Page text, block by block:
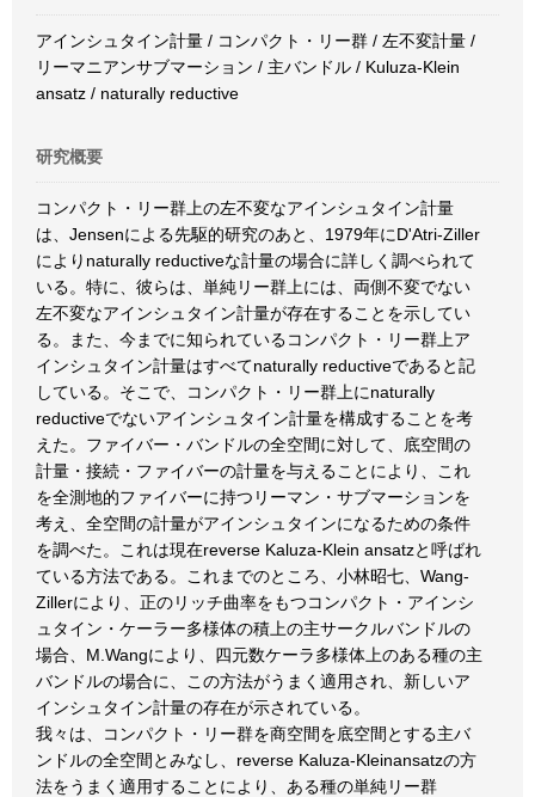
アインシュタイン計量 / コンパクト・リー群 / 左不変計量 /
リーマニアンサブマーション / 主バンドル / Kuluza-Klein
ansatz / naturally reductive
研究概要
コンパクト・リー群上の左不変なアインシュタイン計量
は、Jensenによる先駆的研究のあと、1979年にD'Atri-Ziller
によりnaturally reductiveな計量の場合に詳しく調べられて
いる。特に、彼らは、単純リー群上には、両側不変でない
左不変なアインシュタイン計量が存在することを示してい
る。また、今までに知られているコンパクト・リー群上ア
インシュタイン計量はすべてnaturally reductiveであると記
している。そこで、コンパクト・リー群上にnaturally
reductiveでないアインシュタイン計量を構成することを考
えた。ファイバー・バンドルの全空間に対して、底空間の
計量・接続・ファイバーの計量を与えることにより、これ
を全測地的ファイバーに持つリーマン・サブマーションを
考え、全空間の計量がアインシュタインになるための条件
を調べた。これは現在reverse Kaluza-Klein ansatzと呼ばれ
ている方法である。これまでのところ、小林昭七、Wang-
Zillerにより、正のリッチ曲率をもつコンパクト・アインシ
ュタイン・ケーラー多様体の積上の主サークルバンドルの
場合、M.Wangにより、四元数ケーラ多様体上のある種の主
バンドルの場合に、この方法がうまく適用され、新しいア
インシュタイン計量の存在が示されている。
我々は、コンパクト・リー群を商空間を底空間とする主バ
ンドルの全空間とみなし、reverse Kaluza-Kleinansatzの方
法をうまく適用することにより、ある種の単純リー群